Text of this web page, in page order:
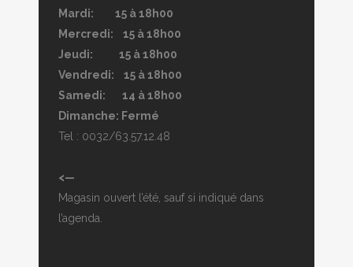
Mardi: 15 à 18h00
Mercredi: 15 à 18h00
Jeudi: 15 à 18h00
Vendredi: 15 à 18h00
Samedi: 14 à 18h00
Dimanche: Fermé
Tel : 0032/63.57.12.48
<—
Magasin ouvert l’été, sauf si indiqué dans
l’agenda.